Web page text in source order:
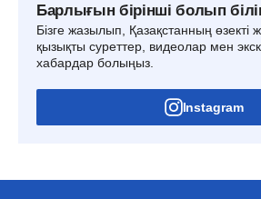
Барлығын бірінші болып
Бізге жазылып, Қазақстанның өзекті
қызықты суреттер, видеолар мен
хабардар болыңыз.
Instagram